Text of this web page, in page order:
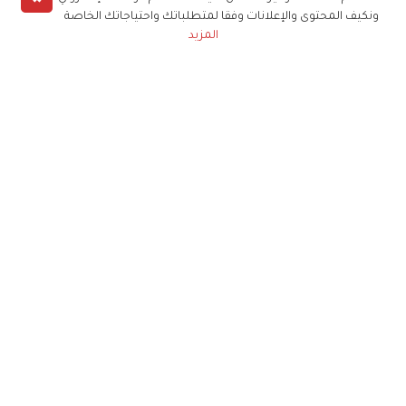
ونكيف المحتوى والإعلانات وفقا لمتطلباتك واحتياجاتك الخاصة
المزيد